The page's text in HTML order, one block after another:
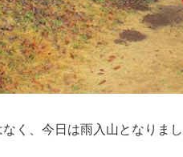
く、今日は雨入山となりま